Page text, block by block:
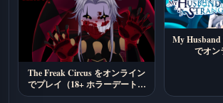
The Freak Circus をオンライン
でプレイ（18+ ホラーデートシ
ム）
My Husband
でオン